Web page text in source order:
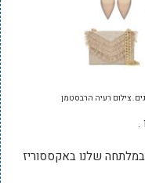
צילום רעיה הרבסטמן
.
שלנו באקססוריז